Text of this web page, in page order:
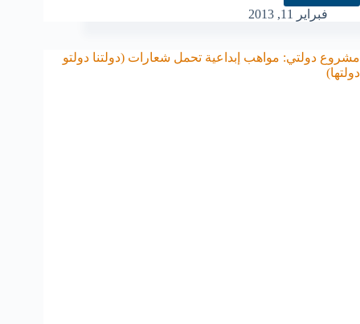
فبراير 11, 2013
مشروع دولتي: مواهب إبداعية تحمل شعارات (دولتنا دولتو
دولتها)